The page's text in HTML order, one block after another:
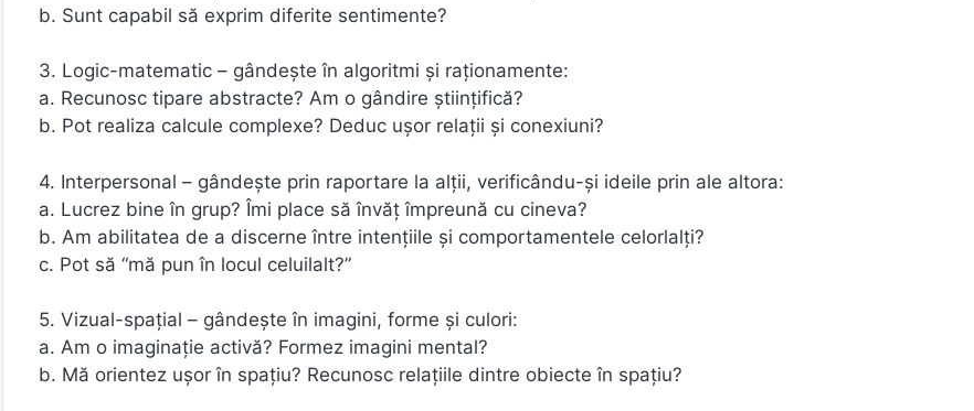
b. Sunt capabil să exprim diferite sentimente?
3. Logic-matematic – gândeşte în algoritmi şi raţionamente:
a. Recunosc tipare abstracte? Am o gândire ştiinţifică?
b. Pot realiza calcule complexe? Deduc uşor relaţii şi conexiuni?
4. Interpersonal – gândeşte prin raportare la alţii, verificându-şi ideile prin ale altora:
a. Lucrez bine în grup? Îmi place să învăţ împreună cu cineva?
b. Am abilitatea de a discerne între intenţiile şi comportamentele celorlalţi?
c. Pot să “mă pun în locul celuilalt?”
5. Vizual-spaţial – gândeşte în imagini, forme şi culori:
a. Am o imaginaţie activă? Formez imagini mental?
b. Mă orientez uşor în spaţiu? Recunosc relaţiile dintre obiecte în spaţiu?